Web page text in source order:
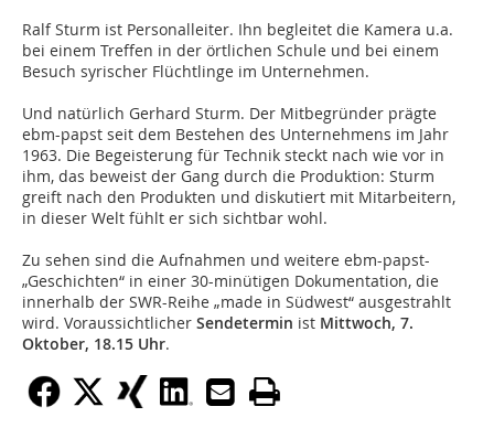
Ralf Sturm ist Personalleiter. Ihn begleitet die Kamera u.a.
bei einem Treffen in der örtlichen Schule und bei einem
Besuch syrischer Flüchtlinge im Unternehmen.
Und natürlich Gerhard Sturm. Der Mitbegründer prägte
ebm-papst seit dem Bestehen des Unternehmens im Jahr
1963. Die Begeisterung für Technik steckt nach wie vor in
ihm, das beweist der Gang durch die Produktion: Sturm
greift nach den Produkten und diskutiert mit Mitarbeitern,
in dieser Welt fühlt er sich sichtbar wohl.
Zu sehen sind die Aufnahmen und weitere ebm-papst-
„Geschichten“ in einer 30-minütigen Dokumentation, die
innerhalb der SWR-Reihe „made in Südwest“ ausgestrahlt
wird. Voraussichtlicher Sendetermin ist Mittwoch, 7.
Oktober, 18.15 Uhr.